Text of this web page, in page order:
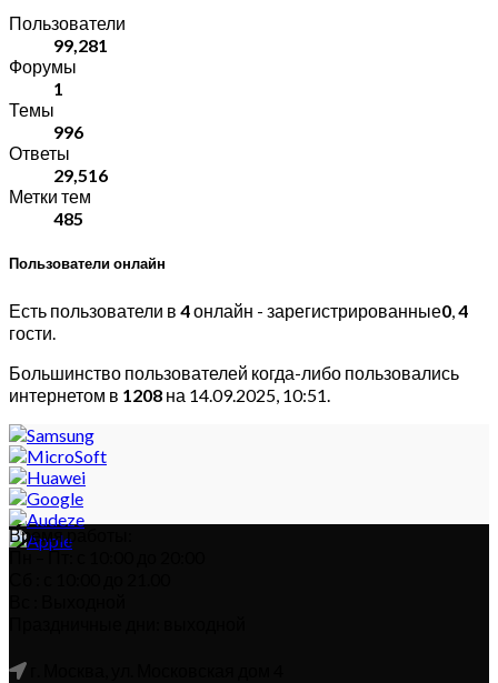
Пользователи
99,281
Форумы
1
Темы
996
Ответы
29,516
Метки тем
485
Пользователи онлайн
Есть пользователи в 4онлайн - зарегистрированные0,4
гости.
Большинство пользователей когда-либо пользовались
интернетом в 1208 на 14.09.2025, 10:51.
Время работы:
Пн – Пт: с 10:00 до 20:00